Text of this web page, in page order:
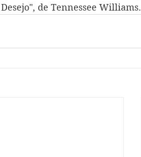
de Tennessee Williams.